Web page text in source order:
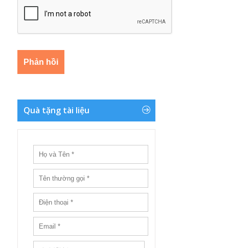
Quà tặng tài liệu